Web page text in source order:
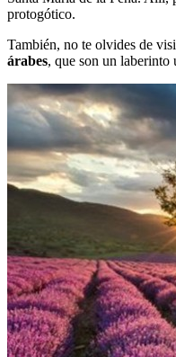
protogótico.
También, no te olvides de
árabes, que son un laberinto